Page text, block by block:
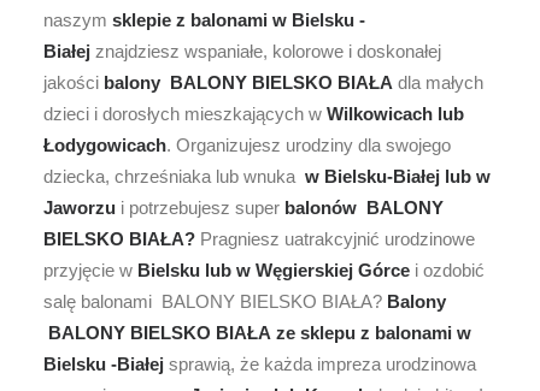
naszym sklepie z balonami w Bielsku -
Białej znajdziesz wspaniałe, kolorowe i doskonałej
jakości balony BALONY BIELSKO BIAŁA dla małych
dzieci i dorosłych mieszkających w Wilkowicach lub
Łodygowicach. Organizujesz urodziny dla swojego
dziecka, chrześniaka lub wnuka w Bielsku-Białej lub w
Jaworzu i potrzebujesz super balonów BALONY
BIELSKO BIAŁA? Pragniesz uatrakcyjnić urodzinowe
przyjęcie w Bielsku lub w Węgierskiej Górce i ozdobić
salę balonami BALONY BIELSKO BIAŁA? Balony
BALONY BIELSKO BIAŁA ze sklepu z balonami w
Bielsku -Białej sprawią, że każda impreza urodzinowa